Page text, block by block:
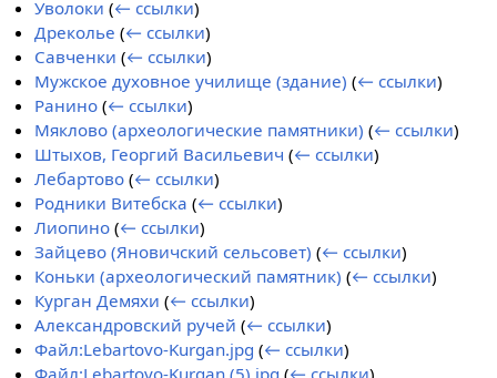
Уволоки (← ссылки)
Дреколье (← ссылки)
Савченки (← ссылки)
Мужское духовное училище (здание) (← ссылки)
Ранино (← ссылки)
Мяклово (археологические памятники) (← ссылки)
Штыхов, Георгий Васильевич (← ссылки)
Лебартово (← ссылки)
Родники Витебска (← ссылки)
Лиопино (← ссылки)
Зайцево (Яновичский сельсовет) (← ссылки)
Коньки (археологический памятник) (← ссылки)
Курган Демяхи (← ссылки)
Александровский ручей (← ссылки)
Файл:Lebartovo-Kurgan.jpg (← ссылки)